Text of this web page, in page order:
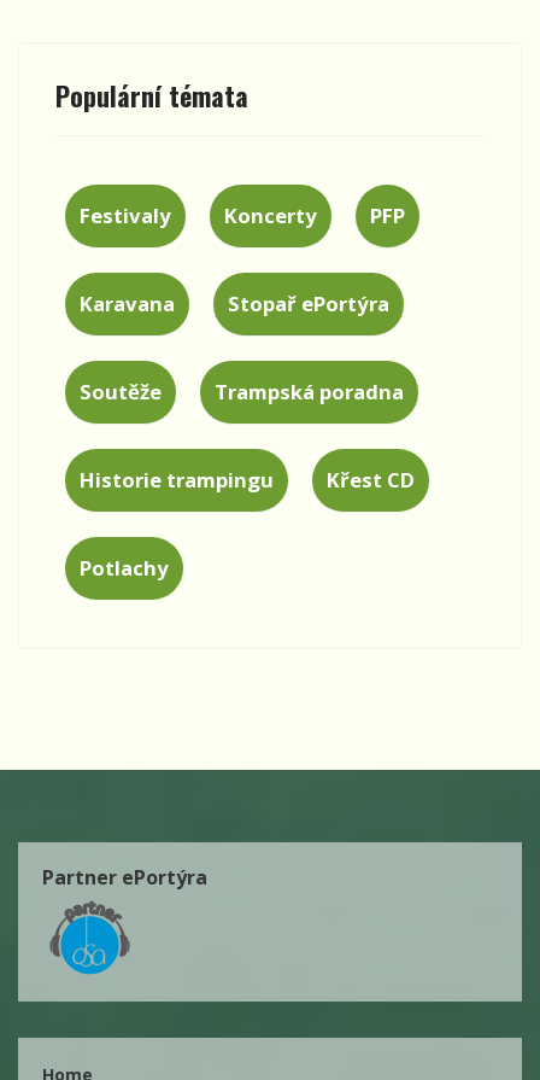
Populární témata
Festivaly Koncerty PFP
Karavana Stopař ePortýra
Soutěže Trampská poradna
Historie trampingu Křest CD
Potlachy
Partner ePortýra
Home